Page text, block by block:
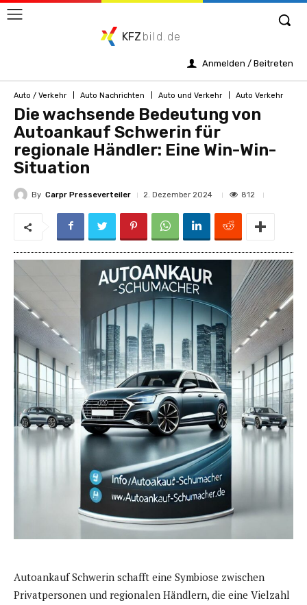
KFZ bild.de
Anmelden / Beitreten
Auto / Verkehr Auto Nachrichten Auto und Verkehr Auto Verkehr
Die wachsende Bedeutung von
Autoankauf Schwerin für
regionale Händler: Eine Win-Win-
Situation
By Carpr Presseverteiler 2. Dezember 2024 812
Autoankauf Schwerin schafft eine Symbiose zwischen
Privatpersonen und regionalen Händlern, die eine Vielzahl